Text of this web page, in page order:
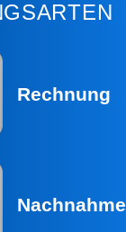
Rechnung
Nachnahme